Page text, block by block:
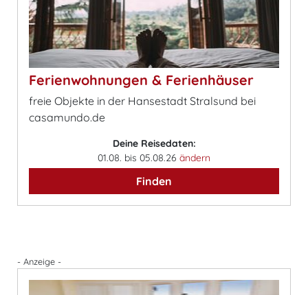
Ferienwohnungen & Ferienhäuser
freie Objekte in der Hansestadt Stralsund bei
casamundo.de
Deine Reisedaten:
01.08. bis 05.08.26 ändern
Finden
- Anzeige -